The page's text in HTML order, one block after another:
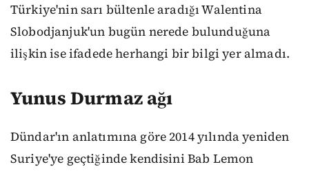
Türkiye'nin sarı bültenle aradığı Walentina
Slobodjanjuk'un bugün nerede bulunduğuna
ilişkin ise ifadede herhangi bir bilgi yer almadı.
Yunus Durmaz ağı
Dündar'ın anlatımına göre 2014 yılında yeniden
Suriye'ye geçtiğinde kendisini Bab Lemon